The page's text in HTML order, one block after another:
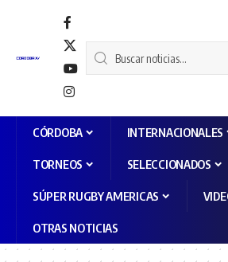
CÓRDOBA INTERNACIONALES
TORNEOS SELECCIONADOS
SÚPER RUGBY AMERICAS
OTRAS NOTICIAS